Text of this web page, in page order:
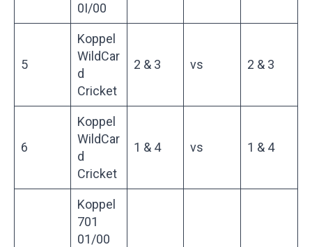
0I/00
5
Koppel
WildCar
d
Cricket
2 & 3 vs 2 & 3
6
Koppel
WildCar
d
Cricket
1 & 4 vs 1 & 4
Koppel
701
01/00